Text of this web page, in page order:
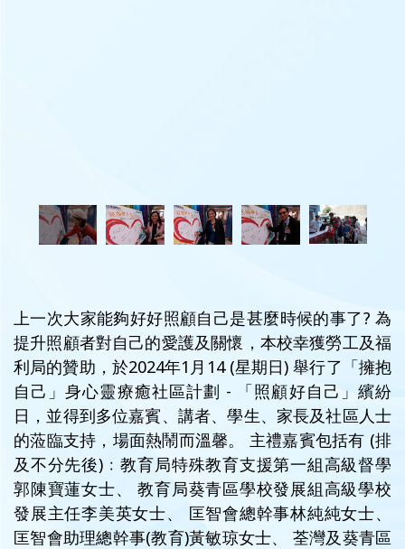
上一次大家能夠好好照顧自己是甚麼時候的事了? 為
提升照顧者對自己的愛護及關懷，本校幸獲勞工及福
利局的贊助，於2024年1月14 (星期日) 舉行了「擁抱
自己」身心靈療癒社區計劃 - 「照顧好自己」繽紛
日，並得到多位嘉賓、講者、學生、家長及社區人士
的蒞臨支持，場面熱鬧而溫馨。 主禮嘉賓包括有 (排
及不分先後)﹕教育局特殊教育支援第一組高級督學
郭陳寶蓮女士、 教育局葵青區學校發展組高級學校
發展主任李美英女士、 匡智會總幹事林純純女士、
匡智會助理總幹事(教育)黃敏琼女士、 荃灣及葵青區